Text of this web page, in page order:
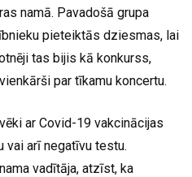
namā. Pavadošā grupa
pieteiktās dziesmas, lai
tas bijis kā konkurss,
par tīkamu koncertu.
ar Covid-19 vakcinācijas
arī negatīvu testu.
vadītāja, atzīst, ka